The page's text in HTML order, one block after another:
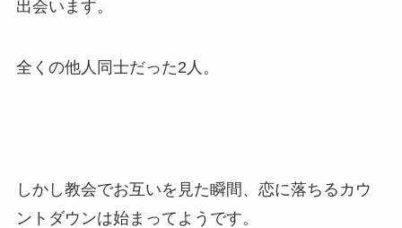
出会います。
全くの他人同士だった2人。
しかし教会でお互いを見た瞬間、恋に落ちるカウ
ントダウンは始まってようです。